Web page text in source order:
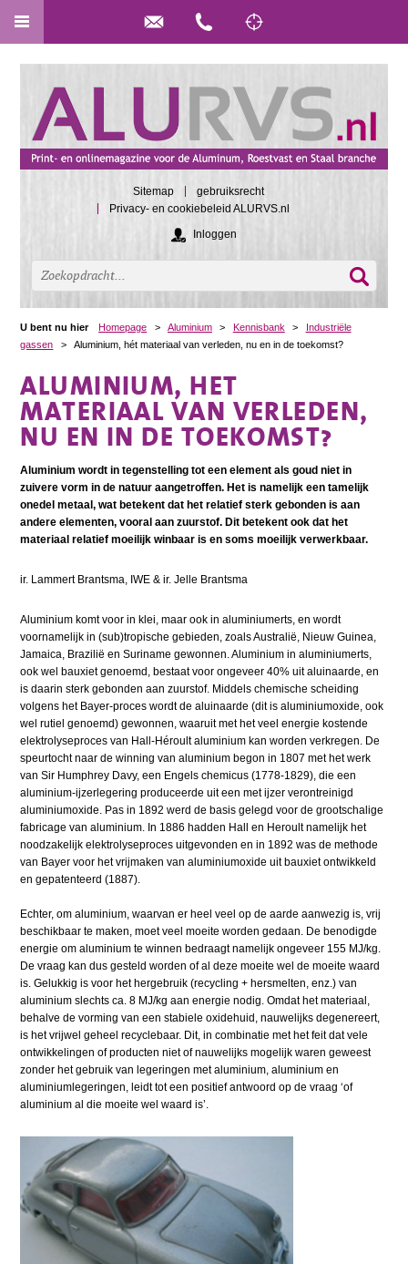
Sitemap
gebruiksrecht
Privacy- en cookiebeleid ALURVS.nl
Inloggen
U bent nu hier Homepage > Aluminium > Kennisbank >
Industriële
gassen
> Aluminium, hét materiaal van verleden, nu en in de toekomst?
ALUMINIUM, HÉT
MATERIAAL VAN VERLEDEN,
NU EN IN DE TOEKOMST?
Aluminium wordt in tegenstelling tot een element als goud niet in
zuivere vorm in de natuur aangetroffen. Het is namelijk een tamelijk
onedel metaal, wat betekent dat het relatief sterk gebonden is aan
andere elementen, vooral aan zuurstof. Dit betekent ook dat het
materiaal relatief moeilijk winbaar is en soms moeilijk verwerkbaar.
ir. Lammert Brantsma, IWE & ir. Jelle Brantsma
Aluminium komt voor in klei, maar ook in aluminiumerts, en wordt
voornamelijk in (sub)tropische gebieden, zoals Australië, Nieuw Guinea,
Jamaica, Brazilië en Suriname gewonnen. Aluminium in aluminiumerts,
ook wel bauxiet genoemd, bestaat voor ongeveer 40% uit aluinaarde, en
is daarin sterk gebonden aan zuurstof. Middels chemische scheiding
volgens het Bayer-proces wordt de aluinaarde (dit is aluminiumoxide, ook
wel rutiel genoemd) gewonnen, waaruit met het veel energie kostende
elektrolyseproces van Hall-Héroult aluminium kan worden verkregen. De
speurtocht naar de winning van aluminium begon in 1807 met het werk
van Sir Humphrey Davy, een Engels chemicus (1778-1829), die een
aluminium-ijzerlegering produceerde uit een met ijzer verontreinigd
aluminiumoxide. Pas in 1892 werd de basis gelegd voor de grootschalige
fabricage van aluminium. In 1886 hadden Hall en Heroult namelijk het
noodzakelijk elektrolyseproces uitgevonden en in 1892 was de methode
van Bayer voor het vrijmaken van aluminiumoxide uit bauxiet ontwikkeld
en gepatenteerd (1887).
Echter, om aluminium, waarvan er heel veel op de aarde aanwezig is, vrij
beschikbaar te maken, moet veel moeite worden gedaan. De benodigde
energie om aluminium te winnen bedraagt namelijk ongeveer 155 MJ/kg.
De vraag kan dus gesteld worden of al deze moeite wel de moeite waard
is. Gelukkig is voor het hergebruik (recycling + hersmelten, enz.) van
aluminium slechts ca. 8 MJ/kg aan energie nodig. Omdat het materiaal,
behalve de vorming van een stabiele oxidehuid, nauwelijks degenereert,
is het vrijwel geheel recyclebaar. Dit, in combinatie met het feit dat vele
ontwikkelingen of producten niet of nauwelijks mogelijk waren geweest
zonder het gebruik van legeringen met aluminium, aluminium en
aluminiumlegeringen, leidt tot een positief antwoord op de vraag ‘of
aluminium al die moeite wel waard is’.